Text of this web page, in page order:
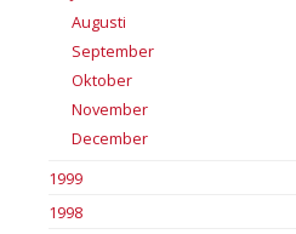
Augusti
September
Oktober
November
December
1999
1998